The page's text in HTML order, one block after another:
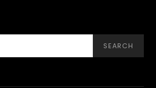
SEARCH